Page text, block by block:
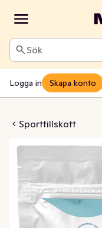
Sök
Logga in Skapa konto
Sporttillskott
Blueberry Dream